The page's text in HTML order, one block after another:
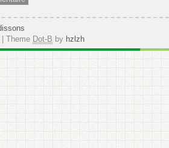
| Theme Dot-B by hzlzh